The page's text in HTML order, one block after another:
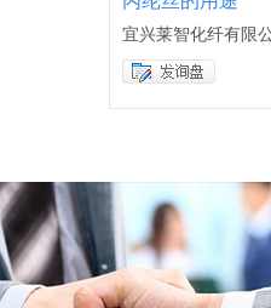
宜兴莱智化纤有限